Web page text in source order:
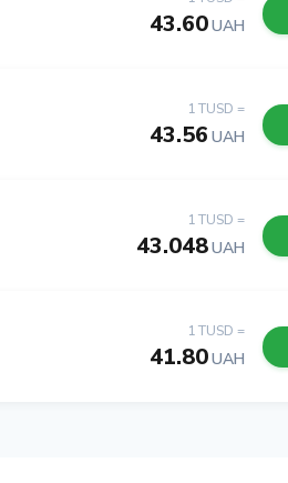
43.60UAH
1 TUSD =
43.56 UAH
1 TUSD =
43.048UAH
1 TUSD =
41.80UAH